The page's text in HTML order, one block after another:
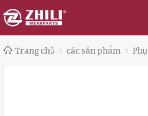
Trang chủ các sản phẩm